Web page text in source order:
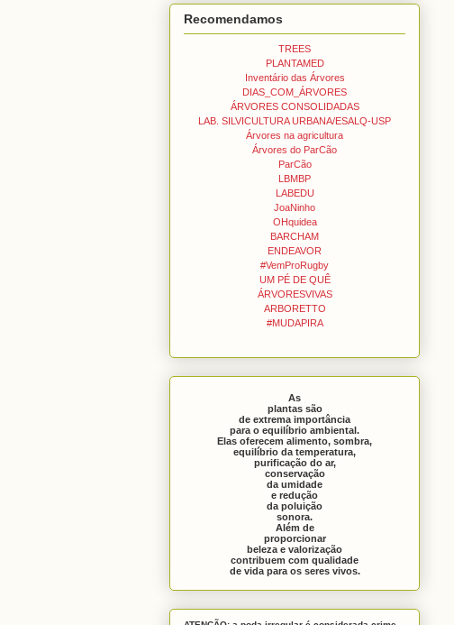
Recomendamos
TREES
PLANTAMED
Inventário das Árvores
DIAS_COM_ÁRVORES
ÁRVORES CONSOLIDADAS
LAB. SILVICULTURA URBANA/ESALQ-USP
Árvores na agricultura
Árvores do ParCão
ParCão
LBMBP
LABEDU
JoaNinho
OHquidea
BARCHAM
ENDEAVOR
#VemProRugby
UM PÉ DE QUÊ
ÁRVORESVIVAS
ARBORETTO
#MUDAPIRA
As
plantas são
de extrema importância
para o equilíbrio ambiental.
Elas oferecem alimento, sombra,
equilíbrio da temperatura,
purificação do ar,
conservação
da umidade
e redução
da poluição
sonora.
Além de
proporcionar
beleza e valorização
contribuem com qualidade
de vida para os seres vivos.